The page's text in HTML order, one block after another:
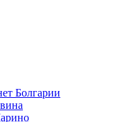
Болгарии